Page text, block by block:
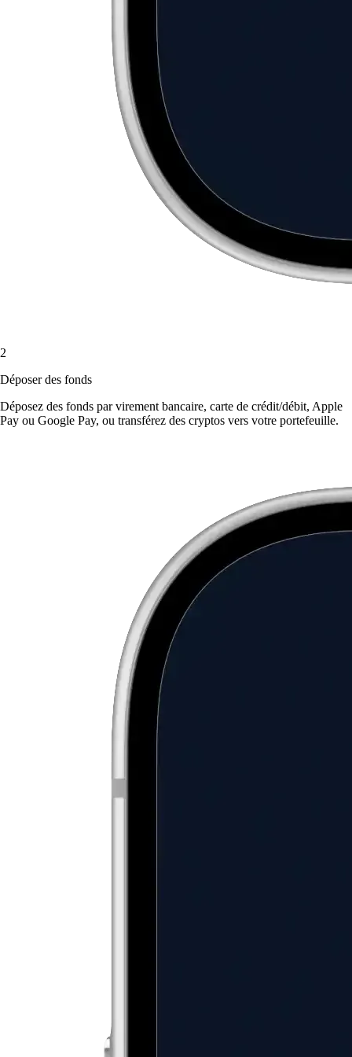
2
Déposer des fonds
Déposez des fonds par virement bancaire, carte de crédit/débit, Apple
Pay ou Google Pay, ou transférez des cryptos vers votre portefeuille.